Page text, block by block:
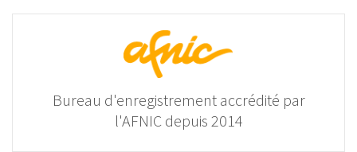
Bureau d'enregistrement accrédité par
l'AFNIC depuis 2014